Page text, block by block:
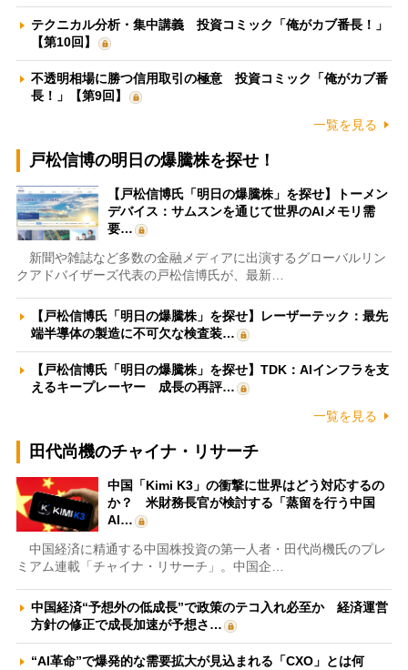
テクニカル分析・集中講義 投資コミック「俺がカブ番長！」
【第10回】
不透明相場に勝つ信用取引の極意 投資コミック「俺がカブ番
長！」【第9回】
一覧を見る
戸松信博の明日の爆騰株を探せ！
【戸松信博氏「明日の爆騰株」を探せ】トーメン
デバイス：サムスンを通じて世界のAIメモリ需
要…
新聞や雑誌など多数の金融メディアに出演するグローバルリン
クアドバイザーズ代表の戸松信博氏が、最新…
【戸松信博氏「明日の爆騰株」を探せ】レーザーテック：最先
端半導体の製造に不可欠な検査装…
【戸松信博氏「明日の爆騰株」を探せ】TDK：AIインフラを支
えるキープレーヤー 成長の再評…
一覧を見る
田代尚機のチャイナ・リサーチ
中国「Kimi K3」の衝撃に世界はどう対応するの
か？ 米財務長官が検討する「蒸留を行う中国
AI…
中国経済に精通する中国株投資の第一人者・田代尚機氏のプレ
ミアム連載「チャイナ・リサーチ」。中国企…
中国経済“予想外の低成長”で政策のテコ入れ必至か 経済運営
方針の修正で成長加速が予想さ…
“AI革命”で爆発的な需要拡大が見込まれる「CXO」とは何